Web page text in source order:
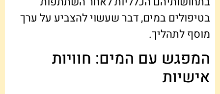
בטיפולים במים, דבר שעשוי להצביע על ערך
מוסף לתהליך.
המפגש עם המים: חוויות
אישיות